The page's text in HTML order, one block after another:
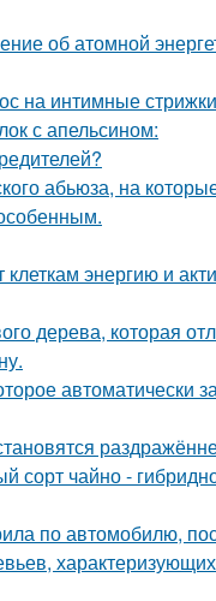
об атомной
на интимные
с апельсином:
абьюза, на
энергию и
дерева, которая
автоматически
сорт чайно -
по автомобилю,